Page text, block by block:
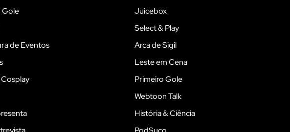
Gole
de Eventos
Juicebox
Select & Play
Arca de Sigil
Leste em Cena
Primeiro Gole
Webtoon Talk
História & Ciência